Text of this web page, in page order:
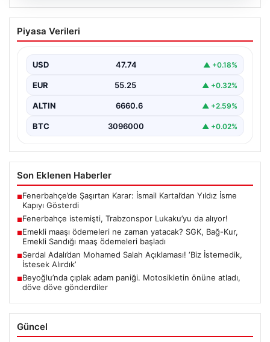
07.08.2026
Fenerbahçe istemişti, Trabzonspor
Lukaku’yu da alıyor!
Piyasa Verileri
USD 47.74 ▲ +0.18%
EUR 55.25 ▲ +0.32%
ALTIN 6660.6 ▲ +2.59%
BTC 3096000 ▲ +0.02%
Son Eklenen Haberler
■Fenerbahçe’de Şaşırtan Karar: İsmail Kartal’dan Yıldız İsme
Kapıyı Gösterdi
■Fenerbahçe istemişti, Trabzonspor Lukaku’yu da alıyor!
■Emekli maaşı ödemeleri ne zaman yatacak? SGK, Bağ-Kur,
Emekli Sandığı maaş ödemeleri başladı
■Serdal Adalı’dan Mohamed Salah Açıklaması! ‘Biz İstemedik,
İstesek Alırdık’
■Beyoğlu’nda çıplak adam paniği. Motosikletin önüne atladı,
döve döve gönderdiler
Güncel